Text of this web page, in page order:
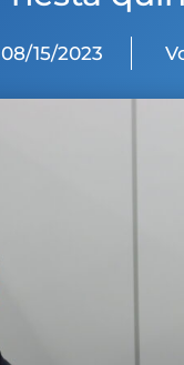
08/15/2023